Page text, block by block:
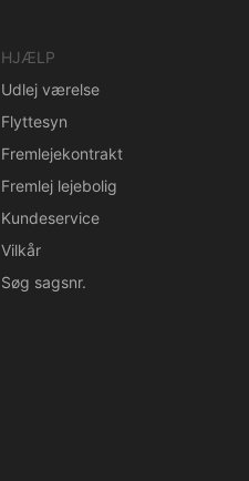
HJÆLP
Udlej værelse
Flyttesyn
Fremlejekontrakt
Fremlej lejebolig
Kundeservice
Vilkår
Søg sagsnr.